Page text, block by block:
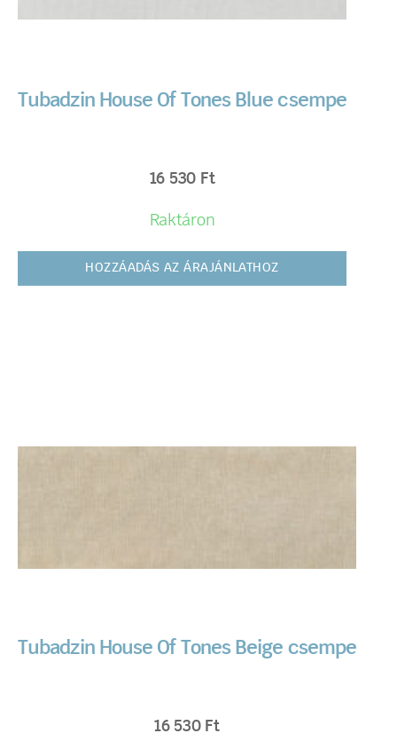
Tubadzin House Of Tones Blue csempe
16 530 Ft
Raktáron
HOZZÁADÁS AZ ÁRAJÁNLATHOZ
Tubadzin House Of Tones Beige csempe
16 530 Ft